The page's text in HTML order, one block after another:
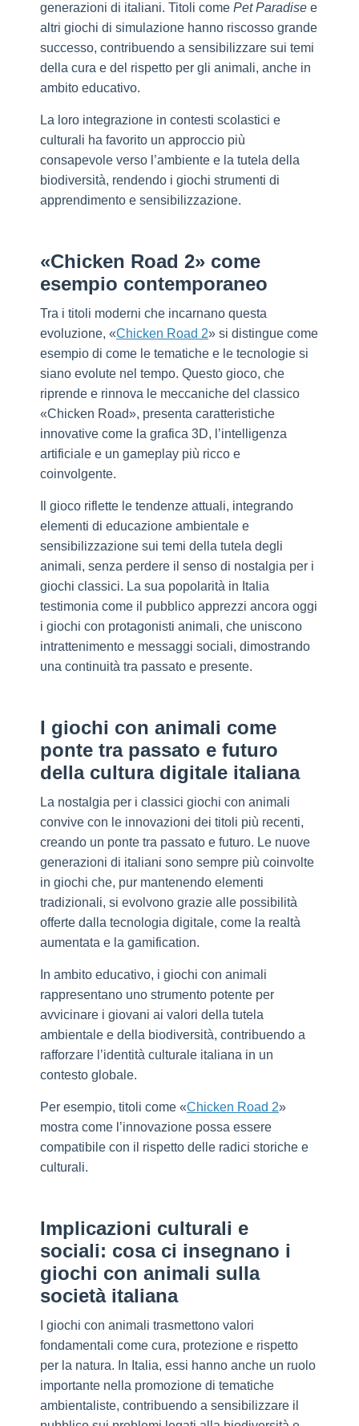
generazioni di italiani. Titoli come Pet Paradise e
altri giochi di simulazione hanno riscosso grande
successo, contribuendo a sensibilizzare sui temi
della cura e del rispetto per gli animali, anche in
ambito educativo.
La loro integrazione in contesti scolastici e
culturali ha favorito un approccio più
consapevole verso l’ambiente e la tutela della
biodiversità, rendendo i giochi strumenti di
apprendimento e sensibilizzazione.
«Chicken Road 2» come
esempio contemporaneo
Tra i titoli moderni che incarnano questa
evoluzione, «Chicken Road 2» si distingue come
esempio di come le tematiche e le tecnologie si
siano evolute nel tempo. Questo gioco, che
riprende e rinnova le meccaniche del classico
«Chicken Road», presenta caratteristiche
innovative come la grafica 3D, l’intelligenza
artificiale e un gameplay più ricco e
coinvolgente.
Il gioco riflette le tendenze attuali, integrando
elementi di educazione ambientale e
sensibilizzazione sui temi della tutela degli
animali, senza perdere il senso di nostalgia per i
giochi classici. La sua popolarità in Italia
testimonia come il pubblico apprezzi ancora oggi
i giochi con protagonisti animali, che uniscono
intrattenimento e messaggi sociali, dimostrando
una continuità tra passato e presente.
I giochi con animali come
ponte tra passato e futuro
della cultura digitale italiana
La nostalgia per i classici giochi con animali
convive con le innovazioni dei titoli più recenti,
creando un ponte tra passato e futuro. Le nuove
generazioni di italiani sono sempre più coinvolte
in giochi che, pur mantenendo elementi
tradizionali, si evolvono grazie alle possibilità
offerte dalla tecnologia digitale, come la realtà
aumentata e la gamification.
In ambito educativo, i giochi con animali
rappresentano uno strumento potente per
avvicinare i giovani ai valori della tutela
ambientale e della biodiversità, contribuendo a
rafforzare l’identità culturale italiana in un
contesto globale.
Per esempio, titoli come «Chicken Road 2»
mostra come l’innovazione possa essere
compatibile con il rispetto delle radici storiche e
culturali.
Implicazioni culturali e
sociali: cosa ci insegnano i
giochi con animali sulla
società italiana
I giochi con animali trasmettono valori
fondamentali come cura, protezione e rispetto
per la natura. In Italia, essi hanno anche un ruolo
importante nella promozione di tematiche
ambientaliste, contribuendo a sensibilizzare il